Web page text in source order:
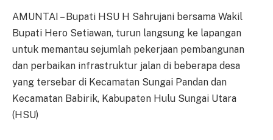
AMUNTAI – Bupati HSU H Sahrujani bersama Wakil
Bupati Hero Setiawan, turun langsung ke lapangan
untuk memantau sejumlah pekerjaan pembangunan
dan perbaikan infrastruktur jalan di beberapa desa
yang tersebar di Kecamatan Sungai Pandan dan
Kecamatan Babirik, Kabupaten Hulu Sungai Utara
(HSU)